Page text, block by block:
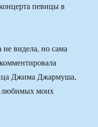
певицы в
видела, но сама
Джима Джармуша,
любимых моих